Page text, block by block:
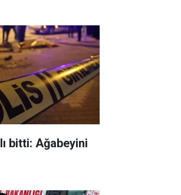
bitti: Ağabeyini